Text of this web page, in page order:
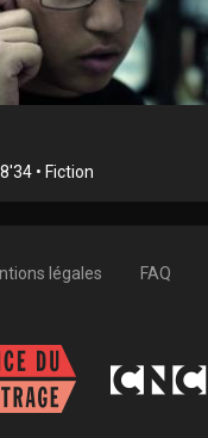
• Fiction
légales FAQ